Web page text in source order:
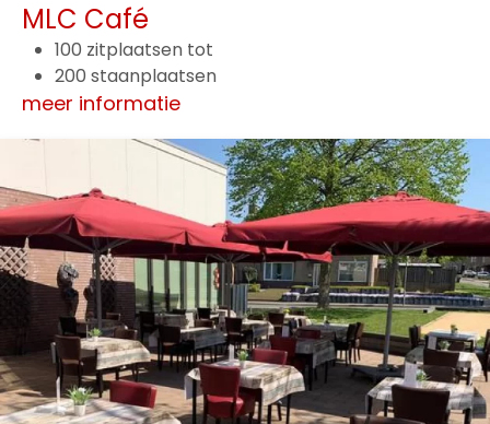
MLC Café
100 zitplaatsen tot
200 staanplaatsen
meer informatie